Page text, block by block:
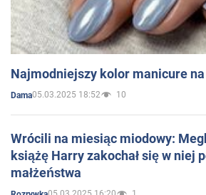
Najmodniejszy kolor manicure
Dama05.03.2025 18:52 10
Wrócili na miesiąc miodowy:
książę Harry zakochał się w niej
małżeństwa